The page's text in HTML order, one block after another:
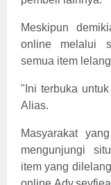
Meskipun
online melalui
semua item
"Ini terbuka
Alias.
Masyarakat
mengunjungi
item yang